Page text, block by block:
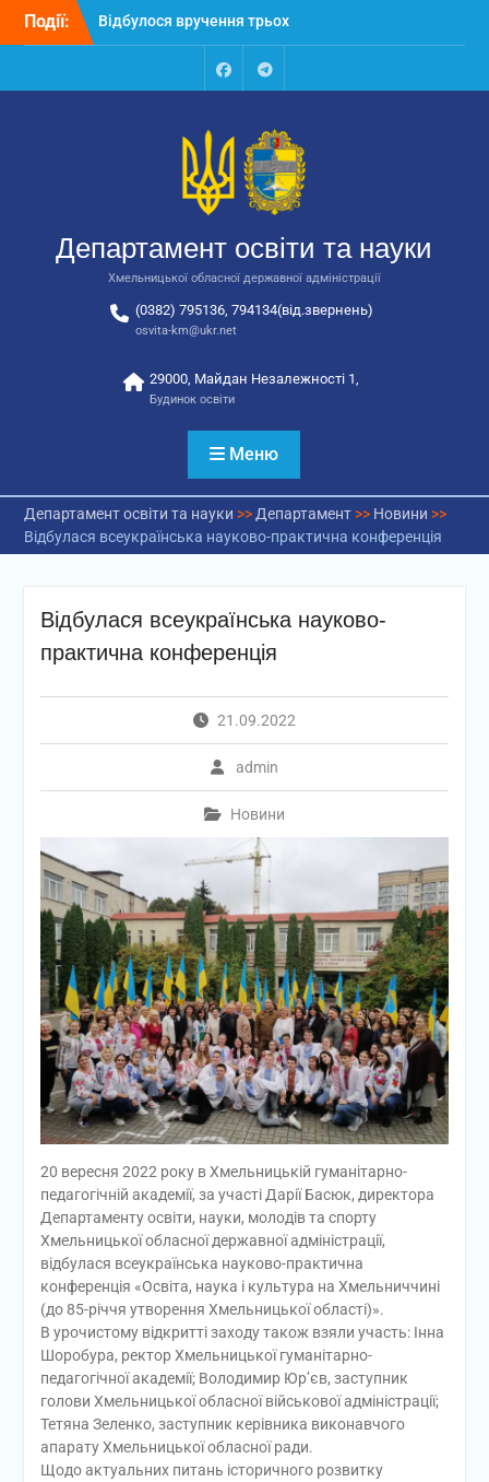
Перейти
Події:
Відбулося вручення трьох
автобусів для потреб
Відбулося засідання
освіти та науки обласної
державної адміністрації
Відбулась обласна
національно-патріотичне
виховання
FacebookTalegram
Департамент освіти та науки
Хмельницької обласної державної адміністрації
(0382) 795136, 794134(від.звернень)
osvita-km@ukr.net
29000, Майдан Незалежності 1,
Будинок освіти
Меню
Департамент освіти та науки >> Департамент>> Новини >>
Відбулася всеукраїнська науково-практична конференція
Відбулася всеукраїнська науково-
практична конференція
21.09.2022
admin
Новини
20 вересня 2022 року в Хмельницькій гуманітарно-
педагогічній академії, за участі Дарії Басюк, директора
Департаменту освіти, науки, молодів та спорту
Хмельницької обласної державної адміністрації,
відбулася всеукраїнська науково-практична
конференція «Освіта, наука і культура на Хмельниччині
(до 85-річчя утворення Хмельницької області)».
В урочистому відкритті заходу також взяли участь: Інна
Шоробура, ректор Хмельницької гуманітарно-
педагогічної академії; Володимир Юр’єв, заступник
голови Хмельницької обласної військової адміністрації;
Тетяна Зеленко, заступник керівника виконавчого
апарату Хмельницької обласної ради.
Щодо актуальних питань історичного розвитку